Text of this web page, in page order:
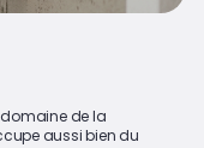
domaine de la
aussi bien du